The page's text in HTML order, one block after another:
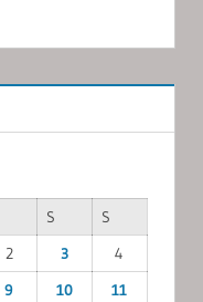
S
S
2 3
4
9 10
11